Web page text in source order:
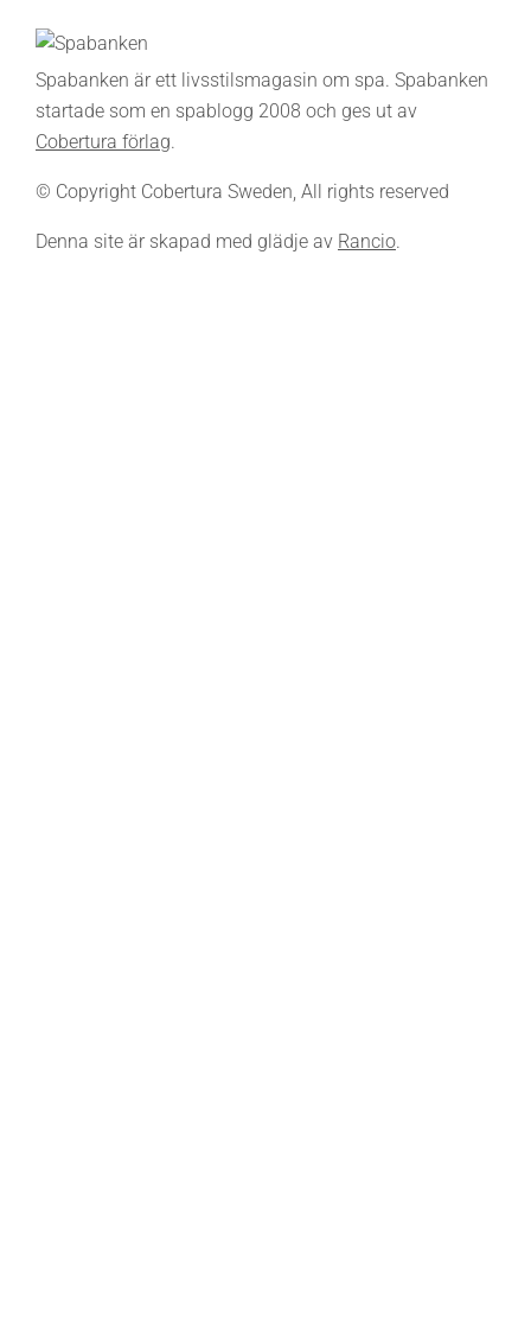
Spabanken är ett livsstilsmagasin om spa. Spabanken
startade som en spablogg 2008 och ges ut av
Cobertura förlag.
© Copyright Cobertura Sweden, All rights reserved
Denna site är skapad med glädje av Rancio.